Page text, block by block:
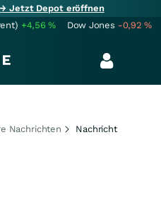
→ Jetzt Depot eröffnen
+4,56% Dow Jones -0,92%
Nachrichten Nachricht